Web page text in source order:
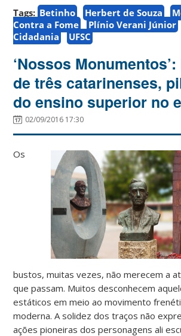
Tags: Betinho Herbert de Souza
Contra a Fome
Plínio Verani Júnior
Cidadania
UFSC
‘Nossos
de três catarinenses,
do ensino superior no
02/09/2016 17:30
Os
bustos, muitas vezes, não merecem a
que passam. Muitos desconhecem
estáticos em meio ao movimento
moderna. A solidez dos traços não
ações pioneiras dos personagens ali